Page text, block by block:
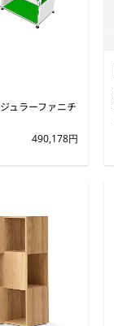
ュラーファニチ
490,178円